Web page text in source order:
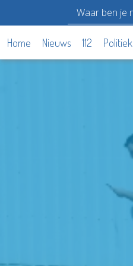
Home Nieuws 112 Politiek